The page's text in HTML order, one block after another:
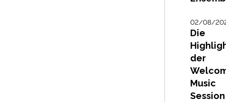
02/08/
Die
der
Music
Session